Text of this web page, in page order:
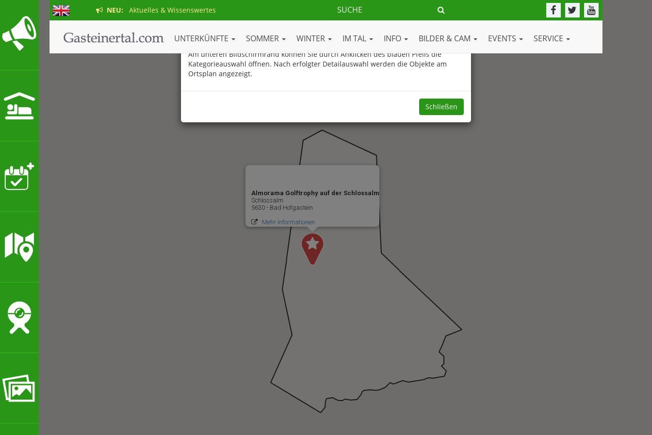
NEU: Aktuelles & Wissenswertes
UNTERKÜNFTE SOMMER WINTER IM TAL INFO BILDER & CAM EVENTS SERVICE
Almorama Golftrophy auf der Schlossalm
Schlossalm
5630 - Bad Hofgastein
Mehr Informationen
Am unteren Bildschirmrand können Sie durch Anklicken des blauen Pfeils die
Kategorieauswahl öffnen. Nach erfolgter Detailauswahl werden die Objekte am
Ortsplan angezeigt.
Schließen